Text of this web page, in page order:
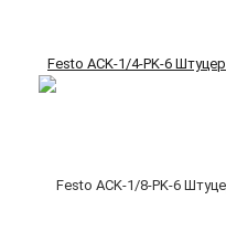
Festo ACK-1/4-PK-6 Штуцер